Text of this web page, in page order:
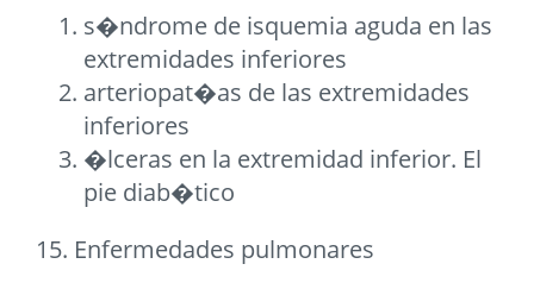
s�ndrome de isquemia aguda en las
extremidades inferiores
arteriopat�as de las extremidades
inferiores
�lceras en la extremidad inferior. El
pie diab�tico
15. Enfermedades pulmonares